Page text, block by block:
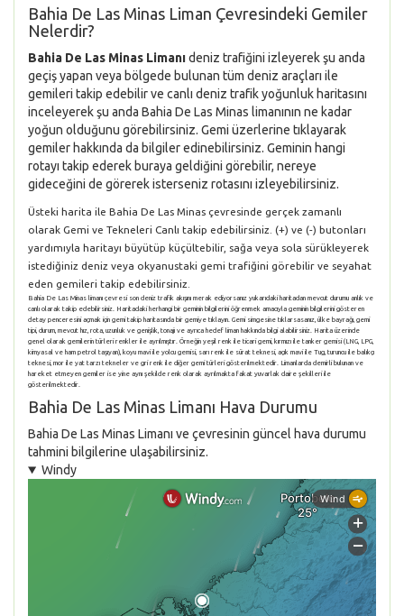
Bahia De Las Minas Liman Çevresindeki Gemiler
Nelerdir?
Bahia De Las Minas Limanıdeniz trafiğini izleyerek şu anda
geçiş yapan veya bölgede bulunan tüm deniz araçları ile
gemileri takip edebilir ve canlı deniz trafik yoğunluk haritasını
inceleyerek şu anda Bahia De Las Minas limanının ne kadar
yoğun olduğunu görebilirsiniz. Gemi üzerlerine tıklayarak
gemiler hakkında da bilgiler edinebilirsiniz. Geminin hangi
rotayı takip ederek buraya geldiğini görebilir, nereye
gideceğini de görerek isterseniz rotasını izleyebilirsiniz.
Üsteki harita ile Bahia De Las Minas çevresinde gerçek zamanlı
olarak Gemi ve Tekneleri Canlı takip edebilirsiniz. (+) ve (-) butonları
yardımıyla haritayı büyütüp küçültebilir, sağa veya sola sürükleyerek
istediğiniz deniz veya okyanustaki gemi trafiğini görebilir ve seyahat
eden gemileri takip edebilirsiniz.
Bahia De Las Minas limanı çevresi son deniz trafik akışını merak ediyorsanız yukarıdaki haritadan mevcut durumu anlık ve
canlı olarak takip edebilirsiniz. Haritadaki herhangi bir geminin bilgilerini öğrenmek amacıyla geminin bilgilerini gösteren
detay penceresini açmak için gemi takip haritasında bir gemiye tıklayın. Gemi simgesine tıklarsasanız, ülke bayrağı, gemi
tipi, durum, mevcut hız, rota, uzunluk ve genişlik, tonajı ve ayrıca hedef liman hakkında bilgi alabilirsiniz. Harita üzerinde
genel olarak gemilerin türleri renkler ile ayrılmıştır. Örneğin yeşil renk ile ticari gemi, kırmızı ile tanker gemisi (LNG, LPG,
kimyasal ve ham petrol taşıyan), koyu mavi ile yolcu gemisi, sarı renk ile sürat teknesi, açık mavi ile Tug, turuncu ile balıkçı
teknesi, mor ile yat tarzı tekneler ve gri renk ile diğer gemi türleri gösterilmektedir. Limanlarda demirli bulunan ve
hareket etmeyen gemiler ise yine aynı şekilde renk olarak ayrılmakta fakat yuvarlak daire şekilleri ile
gösterilmektedir.
Bahia De Las Minas Limanı Hava Durumu
Bahia De Las Minas Limanı ve çevresinin güncel hava durumu
tahmini bilgilerine ulaşabilirsiniz.
Windy